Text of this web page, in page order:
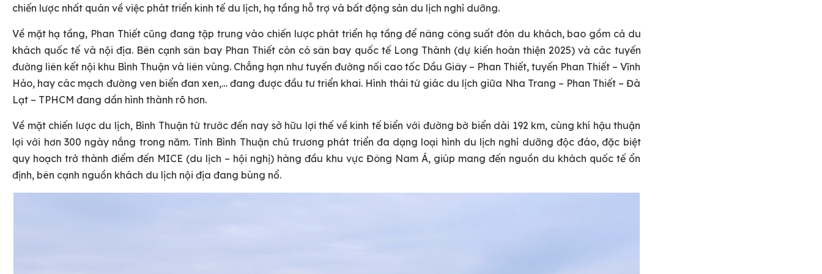
chiến lược nhất quán về việc phát triển kinh tế du lịch, hạ tầng hỗ trợ và bất động sản du lịch nghỉ dưỡng.
Về mặt hạ tầng, Phan Thiết cũng đang tập trung vào chiến lược phát triển hạ tầng để nâng công suất đón du khách, bao gồm cả du
khách quốc tế và nội địa. Bên cạnh sân bay Phan Thiết còn có sân bay quốc tế Long Thành (dự kiến hoàn thiện 2025) và các tuyến
đường liên kết nội khu Bình Thuận và liên vùng. Chẳng hạn như tuyến đường nối cao tốc Dầu Giây – Phan Thiết, tuyến Phan Thiết – Vĩnh
Hảo, hay các mạch đường ven biển đan xen,… đang được đầu tư triển khai. Hình thái tứ giác du lịch giữa Nha Trang – Phan Thiết – Đà
Lạt – TPHCM đang dần hình thành rõ hơn.
Về mặt chiến lược du lịch, Bình Thuận từ trước đến nay sở hữu lợi thế về kinh tế biển với đường bờ biển dài 192 km, cùng khí hậu thuận
lợi với hơn 300 ngày nắng trong năm. Tỉnh Bình Thuận chủ trương phát triển đa dạng loại hình du lịch nghỉ dưỡng độc đáo, đặc biệt
quy hoạch trở thành điểm đến MICE (du lịch – hội nghị) hàng đầu khu vực Đông Nam Á, giúp mang đến nguồn du khách quốc tế ổn
định, bên cạnh nguồn khách du lịch nội địa đang bùng nổ.